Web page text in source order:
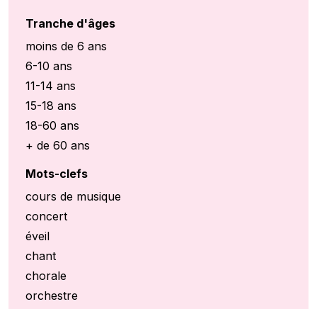
Tranche d'âges
moins de 6 ans
6-10 ans
11-14 ans
15-18 ans
18-60 ans
+ de 60 ans
Mots-clefs
cours de musique
concert
éveil
chant
chorale
orchestre